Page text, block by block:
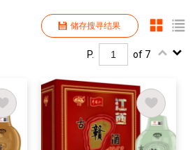
储存搜寻结果
P. of 7